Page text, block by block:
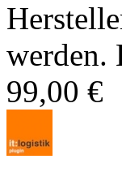
werden.
99,00 €